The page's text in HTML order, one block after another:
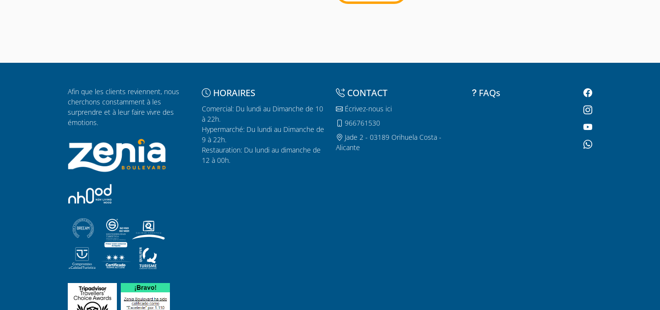
Afin que les clients reviennent, nous
cherchons constamment à les
surprendre et à leur faire vivre des
émotions.
HORAIRES
Comercial: Du lundi au Dimanche de 10
à 22h.
Hypermarché: Du lundi au Dimanche de
9 à 22h.
Restauration: Du lundi au dimanche de
12 à 00h.
CONTACT
Écrivez-nous ici
966761530
Jade 2 - 03189 Orihuela Costa -
Alicante
FAQs